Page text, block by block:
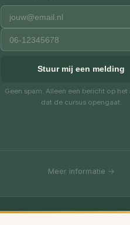
Geen spam. Alleen een bericht op
dat de cursus opengaat.
Meer informatie →